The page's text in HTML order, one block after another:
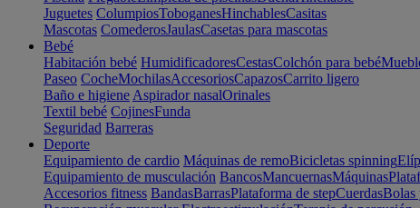
Juguetes ColumpiosToboganesHinchablesCasitas
Mascotas ComederosJaulasCasetas para mascotas
Bebé
Habitación bebé HumidificadoresCestasColchón para bebé
Paseo CocheMochilasAccesoriosCapazosCarrito ligero
Baño e higiene Aspirador nasalOrinales
Textil bebé CojinesFunda
Seguridad Barreras
Deporte
Equipamiento de cardio Máquinas de remoBicicletas spinning
Equipamiento de musculación BancosMancuernasMáquinas
Accesorios fitness BandasBarrasPlataforma de stepCuerdasBolas